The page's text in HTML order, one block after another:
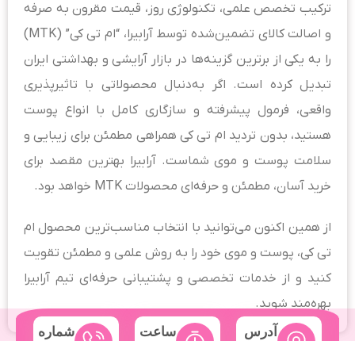
ترکیب تخصص علمی، تکنولوژی روز، قیمت مقرون به صرفه
و اصالت کالای تضمین‌شده توسط آرابیرا، “ام تی کی” (MTK)
را به یکی از برترین گزینه‌ها در بازار آرایشی و بهداشتی ایران
تبدیل کرده است. اگر به‌دنبال محصولاتی با تاثیرپذیری
واقعی، فرمول پیشرفته و سازگاری کامل با انواع پوست
هستید، بدون تردید ام تی کی همراهی مطمئن برای زیبایی و
سلامت پوست و موی شماست. آرابیرا بهترین مقصد برای
خرید آسان، مطمئن و حرفه‌ای محصولات MTK خواهد بود.
از همین اکنون می‌توانید با انتخاب مناسب‌ترین محصول ام
تی کی، پوست و موی خود را به روش علمی و مطمئن تقویت
کنید و از خدمات تخصصی و پشتیبانی حرفه‌ای تیم آرابیرا
بهره‌مند شوید.
آدرس
ساعت
شماره